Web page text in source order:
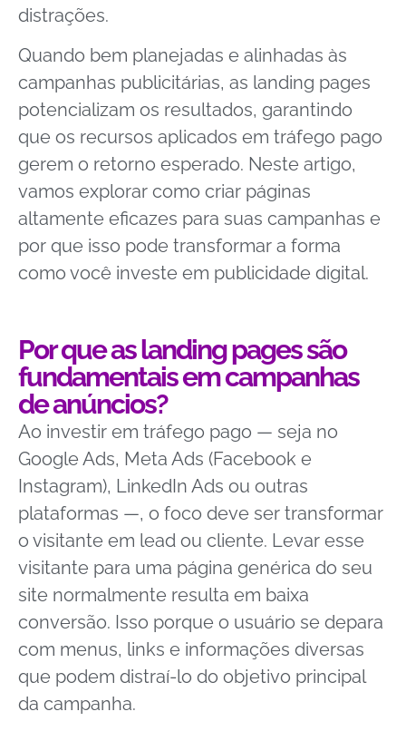
distrações.
Quando bem planejadas e alinhadas às
campanhas publicitárias, as landing pages
potencializam os resultados, garantindo
que os recursos aplicados em tráfego pago
gerem o retorno esperado. Neste artigo,
vamos explorar como criar páginas
altamente eficazes para suas campanhas e
por que isso pode transformar a forma
como você investe em publicidade digital.
Por que as landing pages são
fundamentais em campanhas
de anúncios?
Ao investir em tráfego pago — seja no
Google Ads, Meta Ads (Facebook e
Instagram), LinkedIn Ads ou outras
plataformas —, o foco deve ser transformar
o visitante em lead ou cliente. Levar esse
visitante para uma página genérica do seu
site normalmente resulta em baixa
conversão. Isso porque o usuário se depara
com menus, links e informações diversas
que podem distraí-lo do objetivo principal
da campanha.